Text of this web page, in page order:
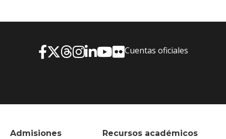
Admisiones Recursos académicos
Cuentas oficiales